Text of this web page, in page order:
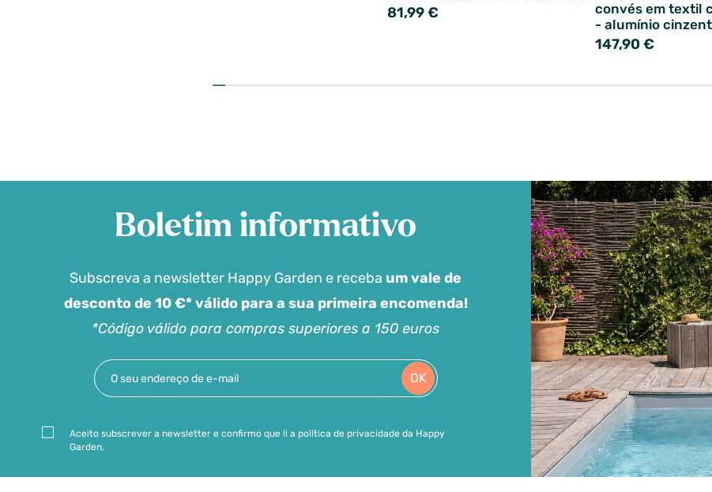
81,99 €
convés em textil
- alumínio
147,90 €
Boletim informativo
Subscreva a newsletter Happy Garden e receba um vale de
desconto de 10 €* válido para a sua primeira encomenda!
*Código válido para compras superiores a 150 euros
OK
Aceito subscrever a newsletter e confirmo que li a política de privacidade da Happy
Garden.